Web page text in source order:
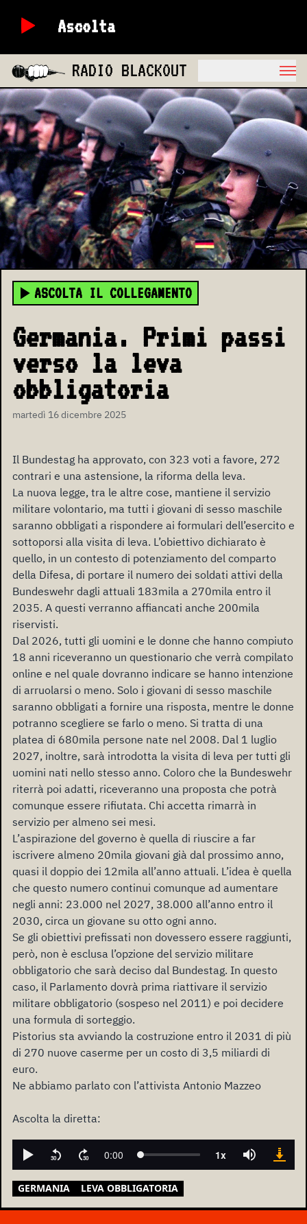
Ascolta
RADIO BLACKOUT
ASCOLTA IL COLLEGAMENTO
Germania. Primi passi
verso la leva
obbligatoria
martedì 16 dicembre 2025
Il Bundestag ha approvato, con 323 voti a favore, 272
contrari e una astensione, la riforma della leva.
La nuova legge, tra le altre cose, mantiene il servizio
militare volontario, ma tutti i giovani di sesso maschile
saranno obbligati a rispondere ai formulari dell’esercito e
sottoporsi alla visita di leva. L’obiettivo dichiarato è
quello, in un contesto di potenziamento del comparto
della Difesa, di portare il numero dei soldati attivi della
Bundeswehr dagli attuali 183mila a 270mila entro il
2035. A questi verranno affiancati anche 200mila
riservisti.
Dal 2026, tutti gli uomini e le donne che hanno compiuto
18 anni riceveranno un questionario che verrà compilato
online e nel quale dovranno indicare se hanno intenzione
di arruolarsi o meno. Solo i giovani di sesso maschile
saranno obbligati a fornire una risposta, mentre le donne
potranno scegliere se farlo o meno. Si tratta di una
platea di 680mila persone nate nel 2008. Dal 1 luglio
2027, inoltre, sarà introdotta la visita di leva per tutti gli
uomini nati nello stesso anno. Coloro che la Bundeswehr
riterrà poi adatti, riceveranno una proposta che potrà
comunque essere rifiutata. Chi accetta rimarrà in
servizio per almeno sei mesi.
L’aspirazione del governo è quella di riuscire a far
iscrivere almeno 20mila giovani già dal prossimo anno,
quasi il doppio dei 12mila all’anno attuali. L’idea è quella
che questo numero continui comunque ad aumentare
negli anni: 23.000 nel 2027, 38.000 all’anno entro il
2030, circa un giovane su otto ogni anno.
Se gli obiettivi prefissati non dovessero essere raggiunti,
però, non è esclusa l’opzione del servizio militare
obbligatorio che sarà deciso dal Bundestag. In questo
caso, il Parlamento dovrà prima riattivare il servizio
militare obbligatorio (sospeso nel 2011) e poi decidere
una formula di sorteggio.
Pistorius sta avviando la costruzione entro il 2031 di più
di 270 nuove caserme per un costo di 3,5 miliardi di
euro.
Ne abbiamo parlato con l’attivista Antonio Mazzeo
Ascolta la diretta:
GERMANIA LEVA OBBLIGATORIA